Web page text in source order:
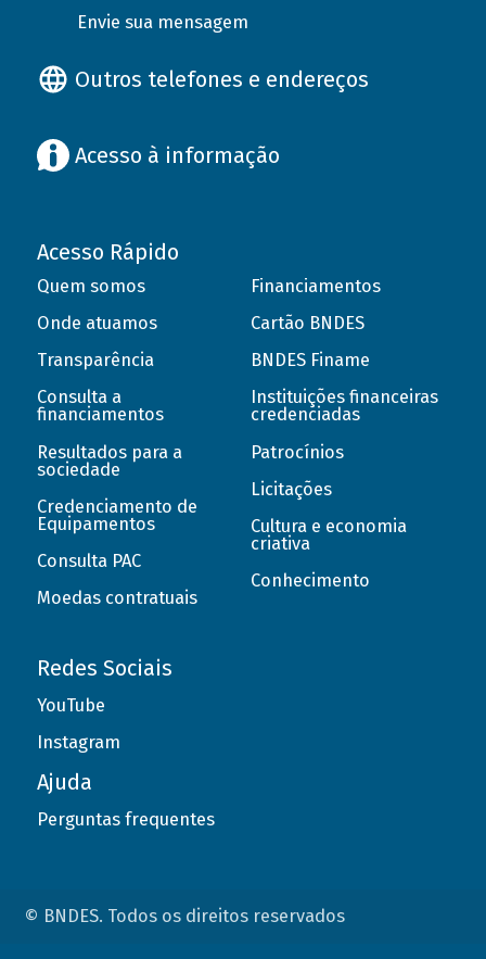
Envie sua mensagem
Outros telefones e endereços
Acesso à informação
Acesso Rápido
Quem somos
Onde atuamos
Transparência
Consulta a
financiamentos
Resultados para a
sociedade
Credenciamento de
Equipamentos
Consulta PAC
Moedas contratuais
Financiamentos
Cartão BNDES
BNDES Finame
Instituições financeiras
credenciadas
Patrocínios
Licitações
Cultura e economia
criativa
Conhecimento
Redes Sociais
YouTube
Instagram
Ajuda
Perguntas frequentes
© BNDES. Todos os direitos reservados